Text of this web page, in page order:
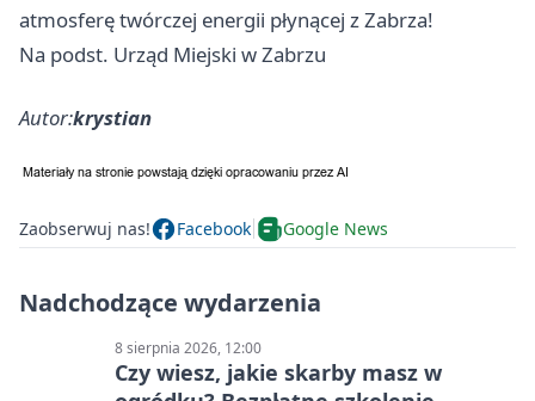
atmosferę twórczej energii płynącej z Zabrza!
Na podst. Urząd Miejski w Zabrzu
Autor:krystian
Zaobserwuj nas! Facebook Google News
Nadchodzące wydarzenia
8 sierpnia 2026, 12:00
Czy wiesz, jakie skarby masz w